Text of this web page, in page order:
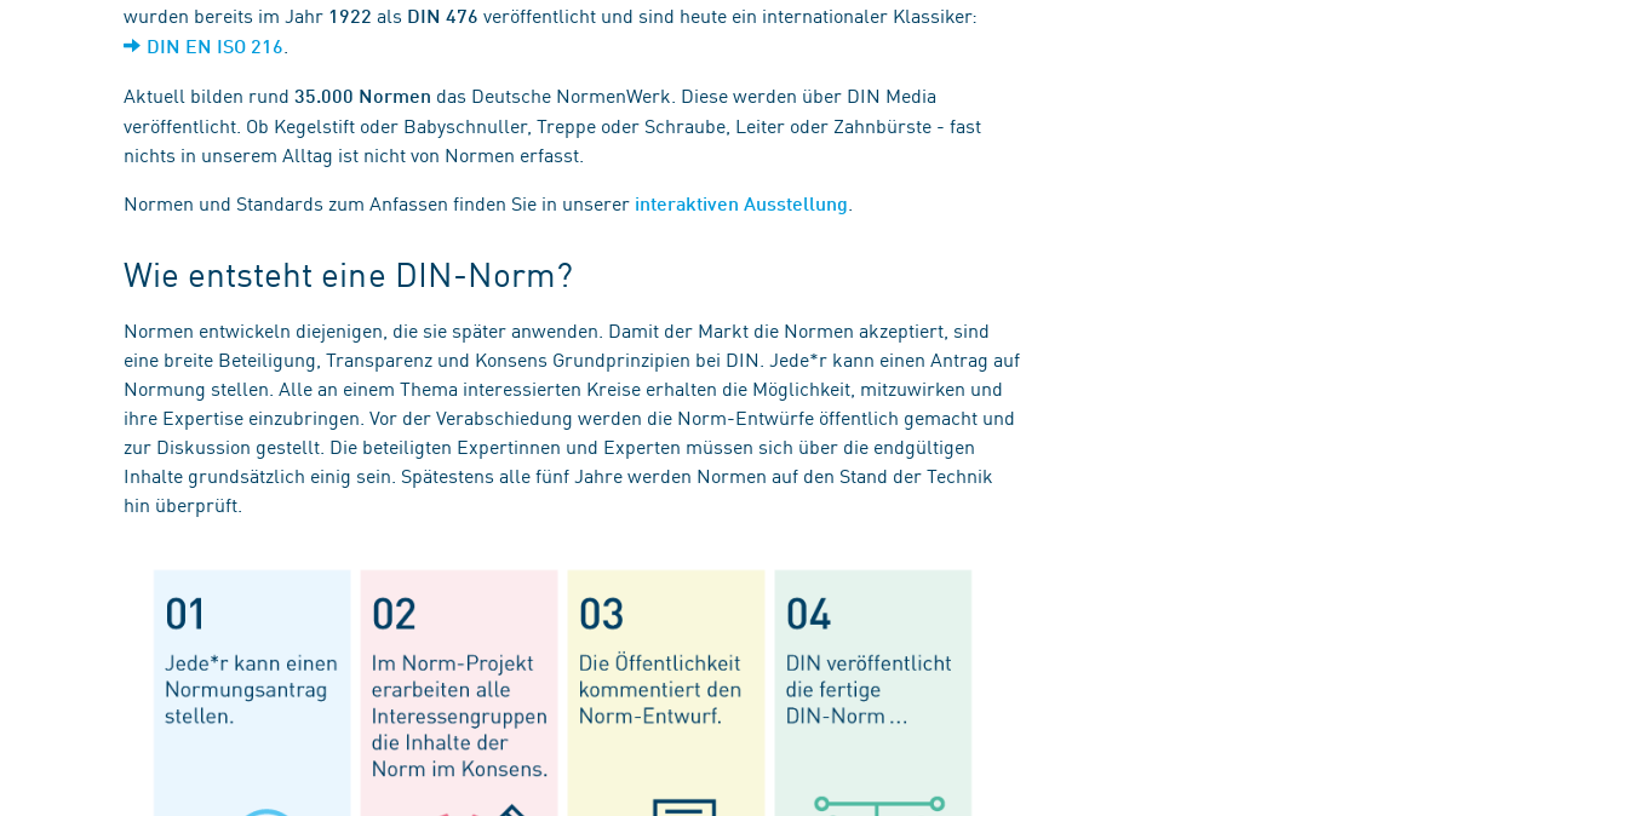
wurden bereits im Jahr 1922 als DIN 476 veröffentlicht und sind heute ein internationaler Klassiker:
DIN EN ISO 216
Aktuell bilden rund 35.000 Normen das Deutsche NormenWerk. Diese werden über DIN Media
veröffentlicht. Ob Kegelstift oder Babyschnuller, Treppe oder Schraube, Leiter oder Zahnbürste - fast
nichts in unserem Alltag ist nicht von Normen erfasst.
Normen und Standards zum Anfassen finden Sie in unserer interaktiven Ausstellung
Wie entsteht eine DIN-Norm?
Normen entwickeln diejenigen, die sie später anwenden. Damit der Markt die Normen akzeptiert, sind
eine breite Beteiligung, Transparenz und Konsens Grundprinzipien bei DIN. Jede*r kann einen Antrag auf
Normung stellen. Alle an einem Thema interessierten Kreise erhalten die Möglichkeit, mitzuwirken und
ihre Expertise einzubringen. Vor der Verabschiedung werden die Norm-Entwürfe öffentlich gemacht und
zur Diskussion gestellt. Die beteiligten Expertinnen und Experten müssen sich über die endgültigen
Inhalte grundsätzlich einig sein. Spätestens alle fünf Jahre werden Normen auf den Stand der Technik
hin überprüft.